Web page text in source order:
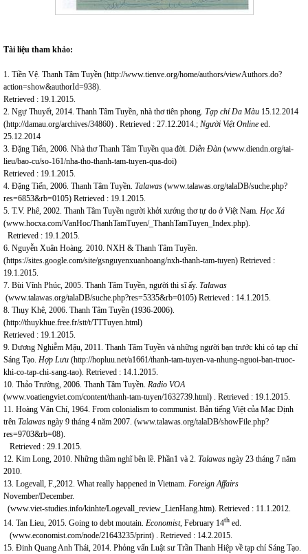
Tài liệu tham khảo:
1. Tiền Vệ. Thanh Tâm Tuyền (http://www.tienve.org/home/authors/viewAuthors.do?
action=show&authorId=938).
Retrieved : 19.1.2015.
2. Ngự Thuyết, 2014. Thanh Tâm Tuyền, nhà thơ tiên phong. Tạp chí Da Màu 15.12.2014
(http://damau.org/archives/34860) . Retrieved : 27.12.2014.; Người Việt Online ed.
25.12.2014
3. Đặng Tiến, 2006. Nhà thơ Thanh Tâm Tuyền qua đời. Diễn Đàn (www.diendn.org/tai-
lieu/bao-cu/so-161/nha-tho-thanh-tam-tuyen-qua-doi)
Retrieved : 19.1.2015.
4. Đặng Tiến, 2006. Thanh Tâm Tuyền. Talawas (www.talawas.org/talaDB/suche.php?
res=6853&rb=0105) Retrieved : 19.1.2015.
5. T.V. Phê, 2002. Thanh Tâm Tuyền người khởi xướng thơ tự do ở Việt Nam. Học Xá
(www.hocxa.com/VanHoc/ThanhTamTuyen/_ThanhTamTuyen_Index.php).
Retrieved : 19.1.2015.
6. Nguyễn Xuân Hoàng. 2010. NXH & Thanh Tâm Tuyền.
(https://sites.google.com/site/gsnguyenxuanhoang/nxh-thanh-tam-tuyen) Retrieved :
19.1.2015.
7. Bùi Vĩnh Phúc, 2005. Thanh Tâm Tuyền, người thi sĩ ấy. Talawas
(www.talawas.org/talaDB/suche.php?res=5335&rb=0105) Retrieved : 14.1.2015.
8. Thụy Khê, 2006. Thanh Tâm Tuyền (1936-2006).
(http://thuykhue.free.fr/stt/t/TTTuyen.html)
Retrieved : 19.1.2015.
9. Dương Nghiễm Mậu, 2011. Thanh Tâm Tuyền và những người bạn trước khi có tạp chí
Sáng Tạo. Hợp Lưu (http://hopluu.net/a1661/thanh-tam-tuyen-va-nhung-nguoi-ban-truoc-
khi-co-tap-chi-sang-tao). Retrieved : 14.1.2015.
10. Thảo Trường, 2006. Thanh Tâm Tuyền. Radio VOA
(www.voatiengviet.com/content/thanh-tam-tuyen/1632739.html) . Retrieved : 19.1.2015.
11. Hoàng Văn Chí, 1964. From colonialism to communist. Bản tiếng Việt của Mạc Định
trên Talawas ngày 9 tháng 4 năm 2007. (www.talawas.org/talaDB/showFile.php?
res=9703&rb=08).
Retrieved : 29.1.2015.
12. Kim Long, 2010. Những thầm nghĩ bên lề. Phần1 và 2. Talawas ngày 23 tháng 7 năm
2010.
13. Logevall, F.,2012. What really happened in Vietnam. Foreign Affairs
November/December.
(www.viet-studies.info/kinhte/Logevall_review_LienHang.htm). Retrieved : 11.1.2012.
14. Tan Lieu, 2015. Going to debt moutain. Economist, February 14th ed.
(www.economist.com/node/21643235/print) . Retrieved : 14.2.2015.
15. Đinh Quang Anh Thái, 2014. Phỏng vấn Luật sư Trần Thanh Hiệp về tạp chí Sáng Tạo.